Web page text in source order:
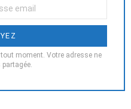
moment. Votre adresse ne